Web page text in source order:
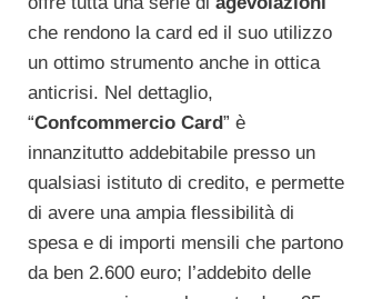
che rendono la card ed il suo utilizzo
un ottimo strumento anche in ottica
anticrisi. Nel dettaglio,
“Confcommercio Card” è
innanzitutto addebitabile presso un
qualsiasi istituto di credito, e permette
di avere una ampia flessibilità di
spesa e di importi mensili che partono
da ben 2.600 euro; l’addebito delle